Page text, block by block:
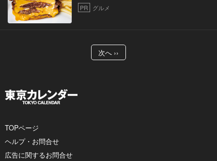
PR グルメ
次へ ››
TOPページ
ヘルプ・お問合せ
広告に関するお問合せ